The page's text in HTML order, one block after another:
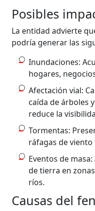
Posibles
La entidad advierte
podría generar las
Inundaciones:
hogares,
Afectación vial:
caída de árboles
reduce la
Tormentas:
ráfagas de
Eventos de
de tierra en
ríos.
Causas del